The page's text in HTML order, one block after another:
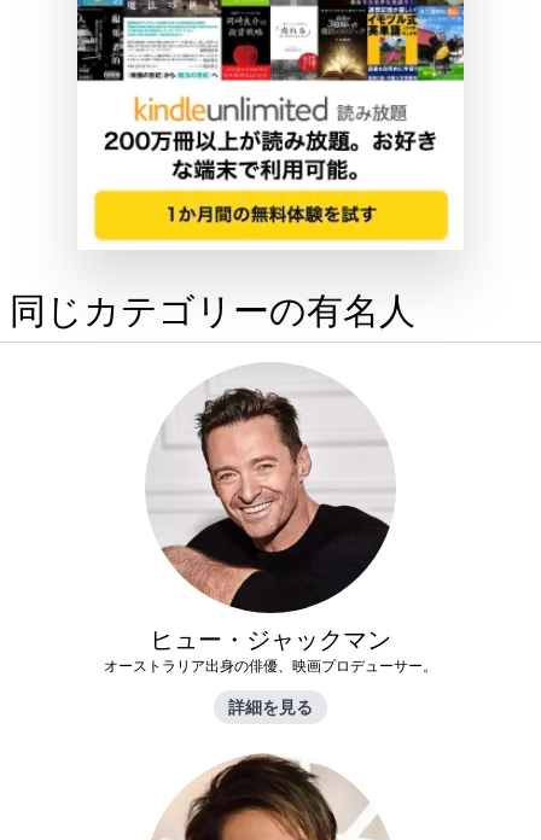
同じカテゴリーの有名人
ヒュー・ジャックマン
オーストラリア出身の俳優、映画プロデューサー。
詳細を見る